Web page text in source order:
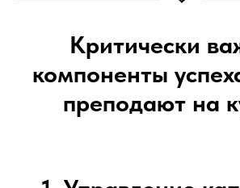
Критически
компоненты
преподают на